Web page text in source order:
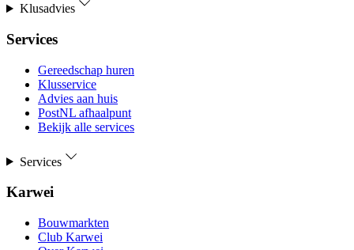
Klusadvies
Services
Gereedschap huren
Klusservice
Advies aan huis
PostNL afhaalpunt
Bekijk alle services
Services
Karwei
Bouwmarkten
Club Karwei